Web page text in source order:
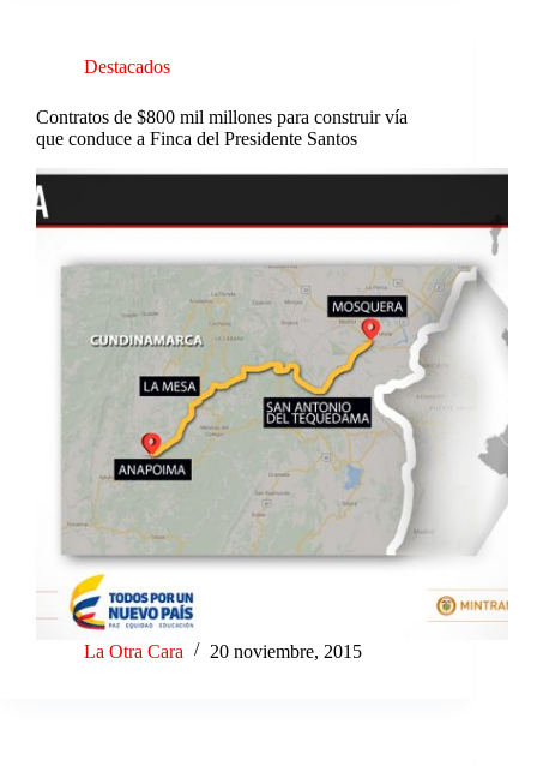
Destacados
Contratos de $800 mil millones para construir vía
que conduce a Finca del Presidente Santos
La Otra Cara 20 noviembre, 2015